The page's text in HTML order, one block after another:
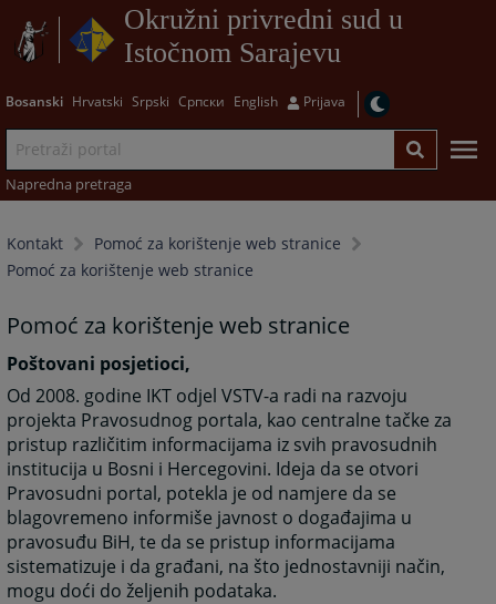
Okružni privredni sud u
Istočnom Sarajevu
Bosanski Hrvatski Srpski Српски English Prijava
Napredna pretraga
Kontakt
Pomoć za korištenje web stranice
Pomoć za korištenje web stranice
Pomoć za korištenje web stranice
Poštovani posjetioci,
Od 2008. godine IKT odjel VSTV-a radi na razvoju
projekta Pravosudnog portala, kao centralne tačke za
pristup različitim informacijama iz svih pravosudnih
institucija u Bosni i Hercegovini. Ideja da se otvori
Pravosudni portal, potekla je od namjere da se
blagovremeno informiše javnost o događajima u
pravosuđu BiH, te da se pristup informacijama
sistematizuje i da građani, na što jednostavniji način,
mogu doći do željenih podataka.